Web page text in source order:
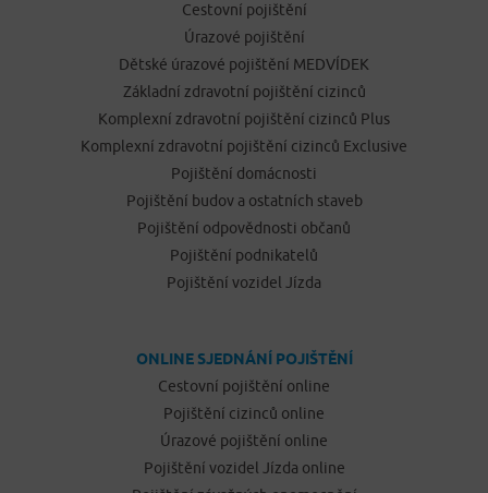
Cestovní pojištění
Úrazové pojištění
Dětské úrazové pojištění MEDVÍDEK
Základní zdravotní pojištění cizinců
Komplexní zdravotní pojištění cizinců Plus
Komplexní zdravotní pojištění cizinců Exclusive
Pojištění domácnosti
Pojištění budov a ostatních staveb
Pojištění odpovědnosti občanů
Pojištění podnikatelů
Pojištění vozidel Jízda
ONLINE SJEDNÁNÍ POJIŠTĚNÍ
Cestovní pojištění online
Pojištění cizinců online
Úrazové pojištění online
Pojištění vozidel Jízda online